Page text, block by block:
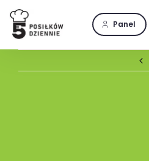
Przejdź
zawartości
Panel